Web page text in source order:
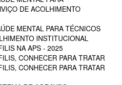
DE ACOLHIMENTO
MENTAL PARA TÉCNICOS
INSTITUCIONAL
NA APS - 2025
CONHECER PARA TRATAR
CONHECER PARA TRATAR